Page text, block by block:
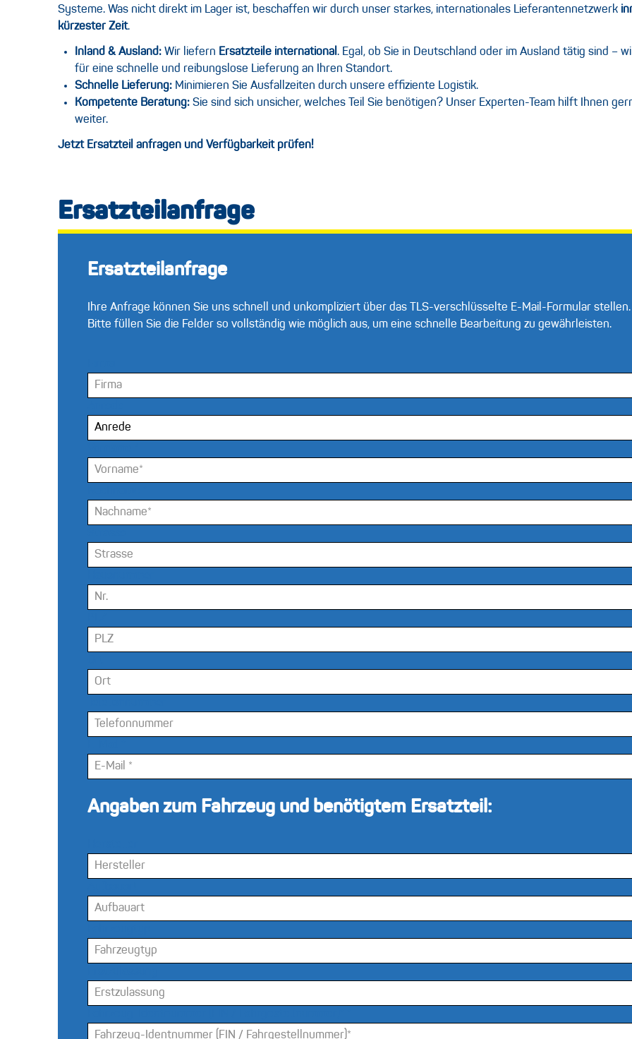
Systeme. Was nicht direkt im Lager ist, beschaffen wir durch unser starkes, internationales Lieferantennetzwerk
kürzester Zeit.
Inland & Ausland: Wir liefern Ersatzteile international. Egal, ob Sie in Deutschland oder im Ausland tätig sind –
für eine schnelle und reibungslose Lieferung an Ihren Standort.
Schnelle Lieferung: Minimieren Sie Ausfallzeiten durch unsere effiziente Logistik.
Kompetente Beratung: Sie sind sich unsicher, welches Teil Sie benötigen? Unser Experten-Team hilft Ihnen
weiter.
Jetzt Ersatzteil anfragen und Verfügbarkeit prüfen!
Ersatzteilanfrage
Ersatzteilanfrage
Ihre Anfrage können Sie uns schnell und unkompliziert über das TLS-verschlüsselte E-Mail-Formular stellen.
Bitte füllen Sie die Felder so vollständig wie möglich aus, um eine schnelle Bearbeitung zu gewährleisten.
Angaben zum Fahrzeug und benötigtem Ersatzteil: